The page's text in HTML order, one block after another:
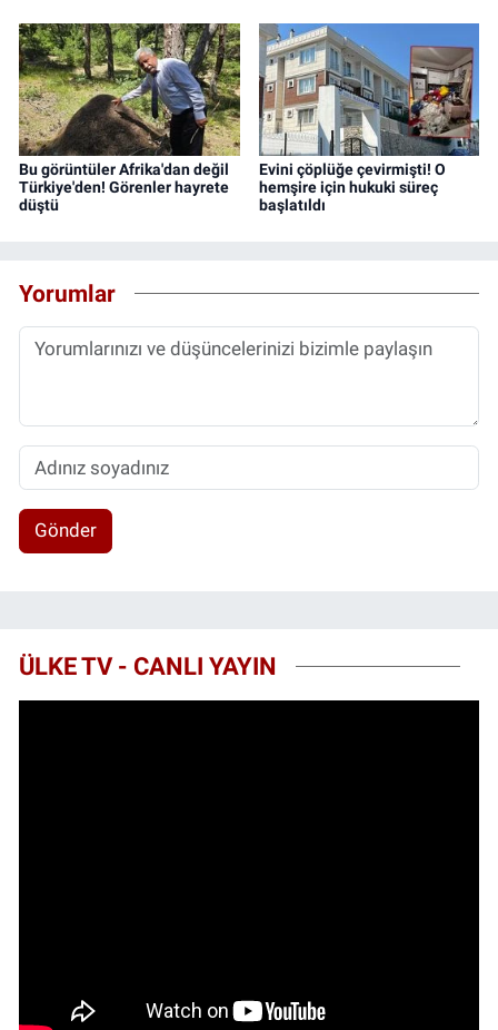
Bu görüntüler Afrika'dan değil
Türkiye'den! Görenler hayrete
düştü
Evini çöplüğe çevirmişti! O
hemşire için hukuki süreç
başlatıldı
Yorumlar
Gönder
ÜLKE TV - CANLI YAYIN